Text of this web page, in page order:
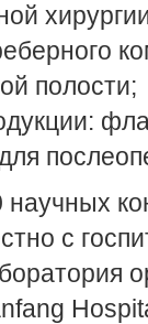
полости;
с